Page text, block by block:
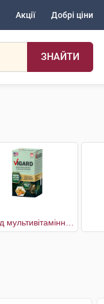
Акції Добрі ціни
ЗНАЙТИ